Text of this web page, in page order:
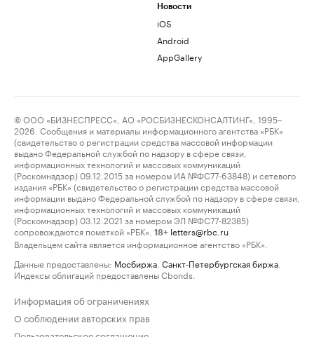
Новости
iOS
Android
AppGallery
© ООО «БИЗНЕСПРЕСС», АО «РОСБИЗНЕСКОНСАЛТИНГ», 1995–
2026. Сообщения и материалы информационного агентства «РБК»
(свидетельство о регистрации средства массовой информации
выдано Федеральной службой по надзору в сфере связи,
информационных технологий и массовых коммуникаций
(Роскомнадзор) 09.12.2015 за номером ИА №ФС77-63848) и сетевого
издания «РБК» (свидетельство о регистрации средства массовой
информации выдано Федеральной службой по надзору в сфере связи,
информационных технологий и массовых коммуникаций
(Роскомнадзор) 03.12.2021 за номером ЭЛ №ФС77-82385)
сопровождаются пометкой «РБК».
18+ letters@rbc.ru
Владельцем сайта является информационное агентство «РБК».
Данные предоставлены: Мосбиржа Санкт-Петербургская биржа
Индексы облигаций предоставлены Cbonds.
Информация об ограничениях
О соблюдении авторских прав